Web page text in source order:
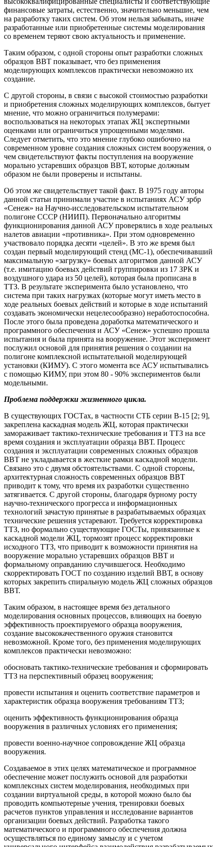
финансовые затраты, естественно, значительно меньшие, чем
на разработку таких систем. Об этом нельзя забывать, иначе
разработанные или приобретенные системы моделирования
со временем теряют свою актуальность и применение.
Таким образом, с одной стороны опыт разработки сложных
образцов ВВТ показывает, что без применения
моделирующих комплексов практически невозможно их
создание.
С другой стороны, в связи с высокой стоимостью разработки
и приобретения сложных моделирующих комплексов, бытует
мнение, что можно ограничиться полумерами:
воспользоваться на некоторых этапах ЖЦ экспертными
оценками или ограничиться упрощенными моделями.
Следует отметить, что это мнение глубоко ошибочно на
современном уровне создания сложных систем вооружения, о
чем свидетельствуют факты поступления на вооружение
морально устаревших образцов ВВТ, которые должным
образом не были проверены и испытаны.
Об этом же свидетельствует такой факт. В 1975 году авторы
данной статьи принимали участие в испытаниях АСУ зрбр
«Сенеж» на Научно-исследовательском испытательном
полигоне СССР (НИИП). Первоначально алгоритмы
функционирования данной АСУ проверялись в ходе реальных
налетов авиации «противника». При этом одновременно
участвовало порядка десяти «целей». В это же время был
создан первый моделирующий стенд (МС-1), обеспечивавший
максимальную «загрузку» боевых алгоритмов данной АСУ
(т.е. имитацию боевых действий группировки из 17 ЗРК и
воздушного удара из 50 целей), которая была прописана в
ТТЗ. В результате эксперимента было установлено, что
система при таких нагрузках (которые могут иметь место в
ходе реальных боевых действий и которые в ходе испытаний
создавать экономически нецелесообразно) неработоспособна.
После этого была проведена доработка математического и
программного обеспечения и АСУ «Сенеж» успешно прошла
испытания и была принята на вооружение. Этот эксперимент
послужил основой для принятия решения о создании на
полигоне комплексной испытательной моделирующей
установки (КИМУ). С этого момента все АСУ испытывались
с помощью КИМУ, при этом 80 - 90% экспериментов были
модельными.
Проблема поддержки жизненного цикла.
В существующих ГОСТах, в частности СТБ серии В-15 [2; 9],
закреплена каскадная модель ЖЦ, которая практически
замораживает тактико-технические требования и ТТЗ на все
время создания и эксплуатации образца ВВТ. Процесс
создания и эксплуатации современных сложных образцов
ВВТ не укладывается в жесткие рамки каскадной модели.
Связано это с двумя обстоятельствами. С одной стороны,
архитектурная сложность современных образцов ВВТ
приводит к тому, что время их разработки существенно
затягивается. С другой стороны, благодаря бурному росту
научно-технического прогресса и информационных
технологий зачастую принятые в разрабатываемых образцах
технические решения устаревают. Требуется корректировка
ТТЗ, но формально существующие ГОСТы, привязанные к
каскадной модели ЖЦ, тормозят процесс корректировки
исходного ТТЗ, что приводит к возможности принятия на
вооружение морально устаревших образцов ВВТ и
формальному оправданию случившегося. Необходимо
скорректировать ГОСТ по созданию изделий ВВТ, в основу
которых закрепить спиральную модель ЖЦ сложных образцов
ВВТ.
Таким образом, в настоящее время без детального
моделирования основных процессов, влияющих на боевую
эффективность проектируемого образца вооружения,
создание высококачественного оружия становится
невозможной. Кроме того, без применения моделирующих
комплексов практически невозможно:
обосновать тактико-технические требования и сформировать
ТТЗ на перспективный образец вооружения;
провести испытания и оценить соответствие параметров и
характеристик образца вооружения требованиям ТТЗ;
оценить эффективность функционирования образца
вооружения в различных условиях его применения;
провести военно-научное сопровождение ЖЦ образца
вооружения.
Создаваемое в этих целях математическое и программное
обеспечение может послужить основой для разработки
комплексных систем моделирования, необходимых при
создании виртуальной среды, в которой можно было бы
проводить компьютерные учения, тренировки боевых
расчетов пунктов управления и исследование вариантов
организации боевых действий. Разработка такого
математического и программного обеспечения должна
осуществляться по единому замыслу и с учетом